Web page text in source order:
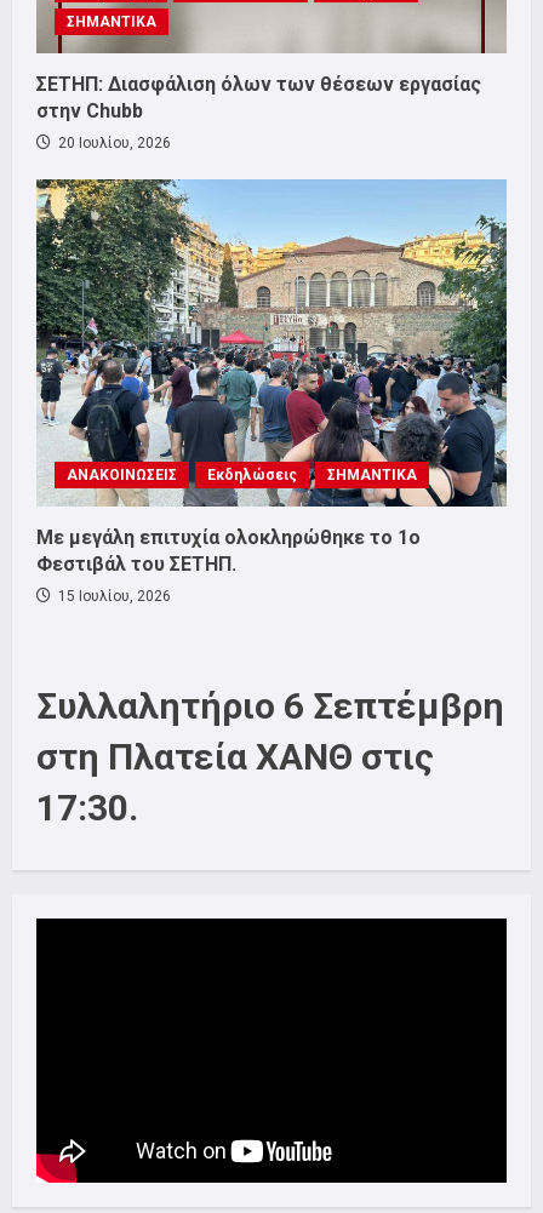
ΣΗΜΑΝΤΙΚΑ
ΣΕΤΗΠ: Διασφάλιση όλων των θέσεων εργασίας
στην Chubb
20 Ιουλίου, 2026
ΑΝΑΚΟΙΝΩΣΕΙΣ Εκδηλώσεις ΣΗΜΑΝΤΙΚΑ
Με μεγάλη επιτυχία ολοκληρώθηκε το 1ο
Φεστιβάλ του ΣΕΤΗΠ.
15 Ιουλίου, 2026
Συλλαλητήριο 6 Σεπτέμβρη
στη Πλατεία ΧΑΝΘ στις
17:30.